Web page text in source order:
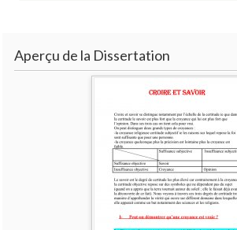
Aperçu de la Dissertation